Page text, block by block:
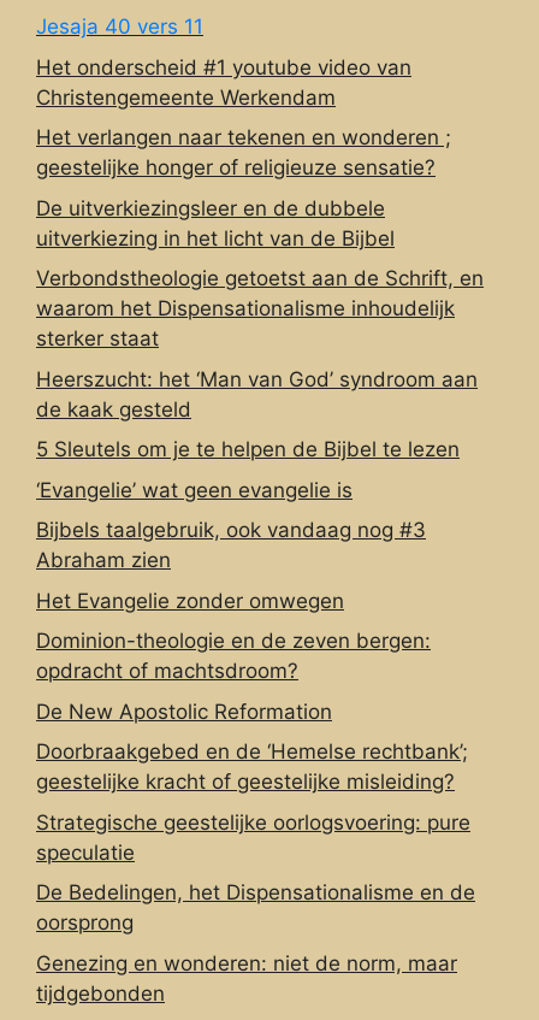
Jesaja 40 vers 11
Het onderscheid #1 youtube video van
Christengemeente Werkendam
Het verlangen naar tekenen en wonderen ;
geestelijke honger of religieuze sensatie?
De uitverkiezingsleer en de dubbele
uitverkiezing in het licht van de Bijbel
Verbondstheologie getoetst aan de Schrift, en
waarom het Dispensationalisme inhoudelijk
sterker staat
Heerszucht: het ‘Man van God’ syndroom aan
de kaak gesteld
5 Sleutels om je te helpen de Bijbel te lezen
‘Evangelie’ wat geen evangelie is
Bijbels taalgebruik, ook vandaag nog #3
Abraham zien
Het Evangelie zonder omwegen
Dominion-theologie en de zeven bergen:
opdracht of machtsdroom?
De New Apostolic Reformation
Doorbraakgebed en de ‘Hemelse rechtbank’;
geestelijke kracht of geestelijke misleiding?
Strategische geestelijke oorlogsvoering: pure
speculatie
De Bedelingen, het Dispensationalisme en de
oorsprong
Genezing en wonderen: niet de norm, maar
tijdgebonden